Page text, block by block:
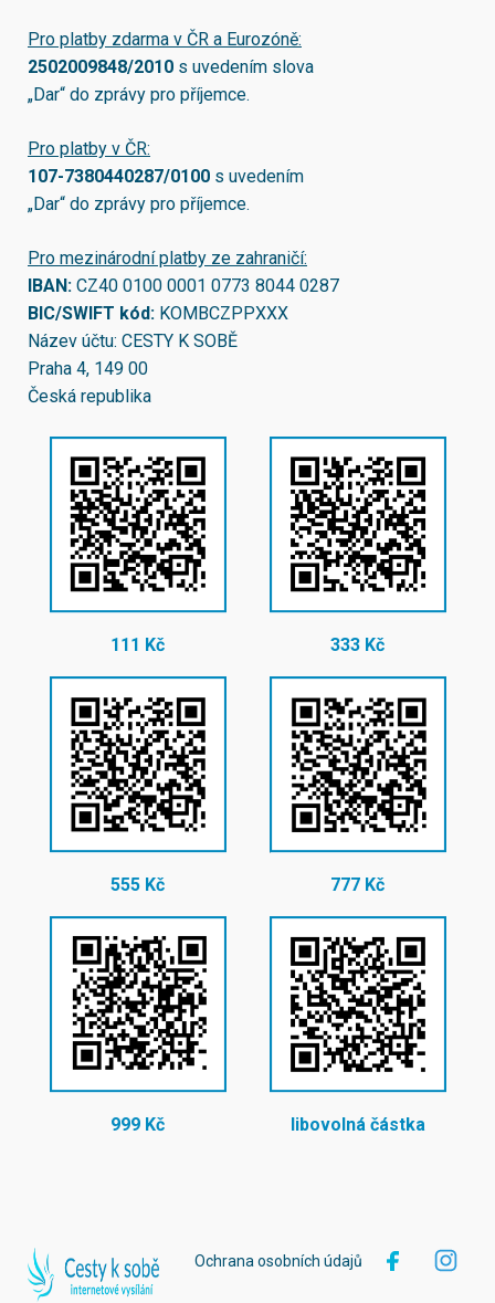
Pro platby zdarma v ČR a Eurozóně:
2502009848/2010 s uvedením slova
„Dar“ do zprávy pro příjemce.
Pro platby v ČR:
107-7380440287/0100 s uvedením
„Dar“ do zprávy pro příjemce.
Pro mezinárodní platby ze zahraničí:
IBAN: CZ40 0100 0001 0773 8044 0287
BIC/SWIFT kód: KOMBCZPPXXX
Název účtu: CESTY K SOBĚ
Praha 4, 149 00
Česká republika
111 Kč 333 Kč
555 Kč 777 Kč
999 Kč libovolná částka
Ochrana osobních údajů